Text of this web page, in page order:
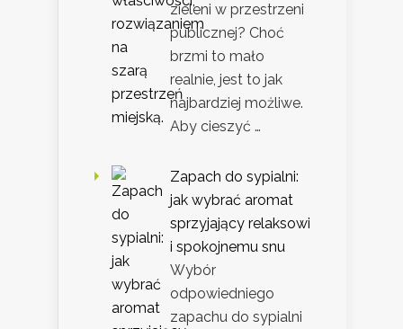
zieleni w przestrzeni
publicznej? Choć
brzmi to mało
realnie, jest to jak
najbardziej możliwe.
Aby cieszyć …
Zapach do sypialni:
jak wybrać aromat
sprzyjający relaksowi
i spokojnemu snu
Wybór
odpowiedniego
zapachu do sypialni